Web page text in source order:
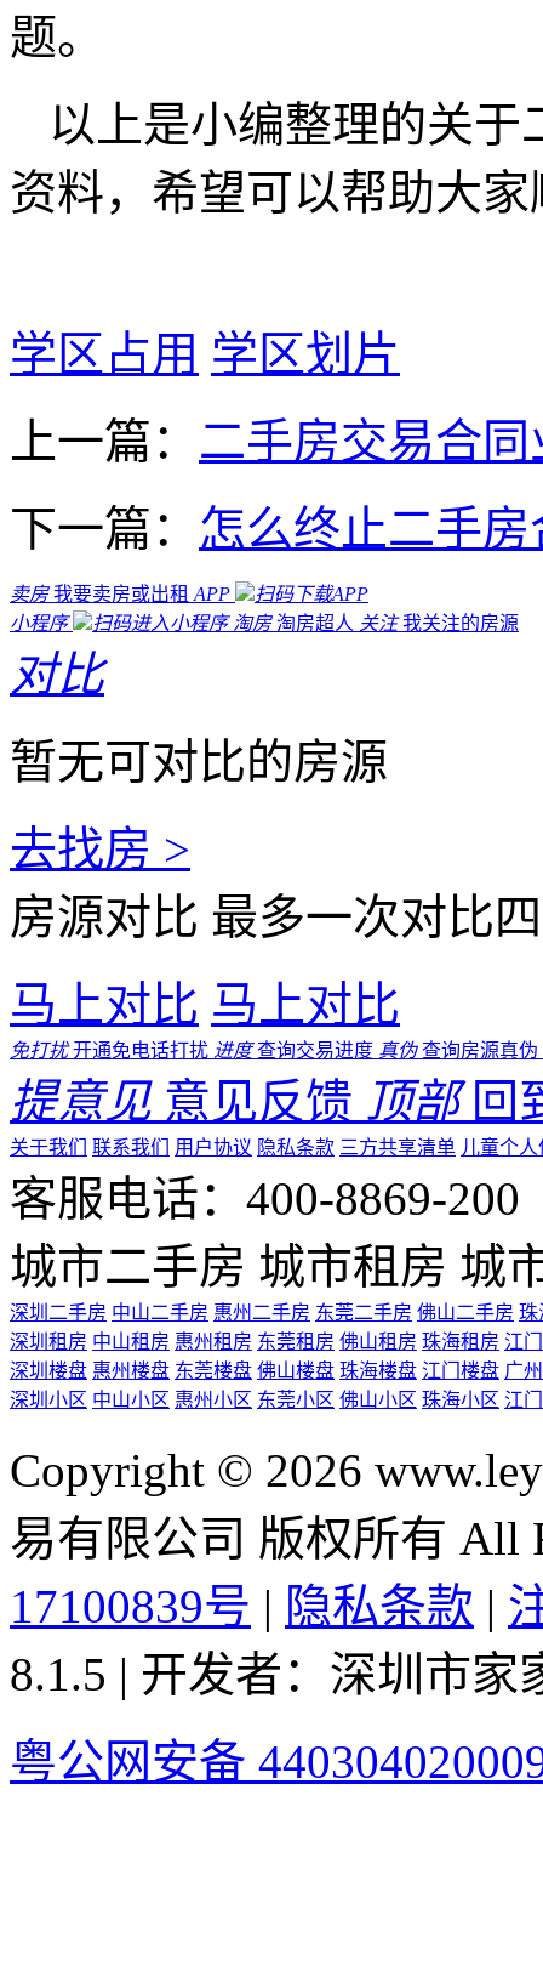
题。
以上是小编整理的关
资料，希望可以帮助大
学区占用 学区划片
上一篇： 二手房交易合
下一篇： 怎么终止二手房
卖房 我要卖房或出租 APP
扫码下载APP
小程序
扫码进入小程序 淘房 淘房超人 关注 我关注的房源
对比
暂无可对比的房源
去找房 >
房源对比 最多一次对比
马上对比 马上对比
免打扰 开通免电话打扰 进度 查询交易进度 真伪 查询房源真伪
提意见 意见反馈 顶部 回
关于我们 联系我们 用户协议 隐私条款 三方共享清单 儿童个
客服电话：400-8869-200
城市二手房 城市租房 城
深圳二手房 中山二手房 惠州二手房 东莞二手房 佛山二手房 珠
深圳租房 中山租房 惠州租房 东莞租房 佛山租房 珠海租房 江
深圳楼盘 惠州楼盘 东莞楼盘 佛山楼盘 珠海楼盘 江门楼盘 广
深圳小区 中山小区 惠州小区 东莞小区 佛山小区 珠海小区 江
Copyright © 2026
易有限公司 版权所有 All
17100839号 | 隐私条款 |
8.1.5 | 开发者：深圳市
粤公网安备